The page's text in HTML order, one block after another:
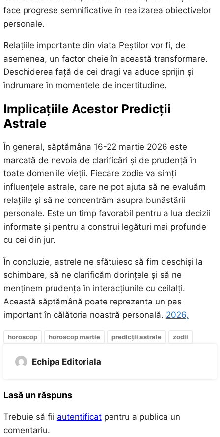
face progrese semnificative în realizarea obiectivelor
personale.
Relațiile importante din viața Peștilor vor fi, de
asemenea, un factor cheie în această transformare.
Deschiderea față de cei dragi va aduce sprijin și
îndrumare în momentele de incertitudine.
Implicațiile Acestor Predicții
Astrale
În general, săptămâna 16-22 martie 2026 este
marcată de nevoia de clarificări și de prudență în
toate domeniile vieții. Fiecare zodie va simți
influențele astrale, care ne pot ajuta să ne evaluăm
relațiile și să ne concentrăm asupra bunăstării
personale. Este un timp favorabil pentru a lua decizii
informate și pentru a construi legături mai profunde
cu cei din jur.
În concluzie, astrele ne sfătuiesc să fim deschiși la
schimbare, să ne clarificăm dorințele și să ne
menținem prudența în interacțiunile cu ceilalți.
Această săptămână poate reprezenta un pas
important în călătoria noastră personală. 2026,
horoscop horoscop martie predicții astrale zodii
Echipa Editoriala
Lasă un răspuns
Trebuie să fii autentificatpentru a publica un
comentariu.